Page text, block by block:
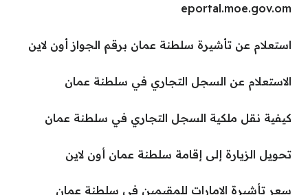
eportal.moe.gov.om
استعلام عن تأشيرة سلطنة عمان برقم الجواز أون لاين
الاستعلام عن السجل التجاري في سلطنة عمان
كيفية نقل ملكية السجل التجاري في سلطنة عمان
تحويل الزيارة إلى إقامة سلطنة عمان أون لاين
سعر تأشيرة الإمارات للمقيمين في سلطنة عمان